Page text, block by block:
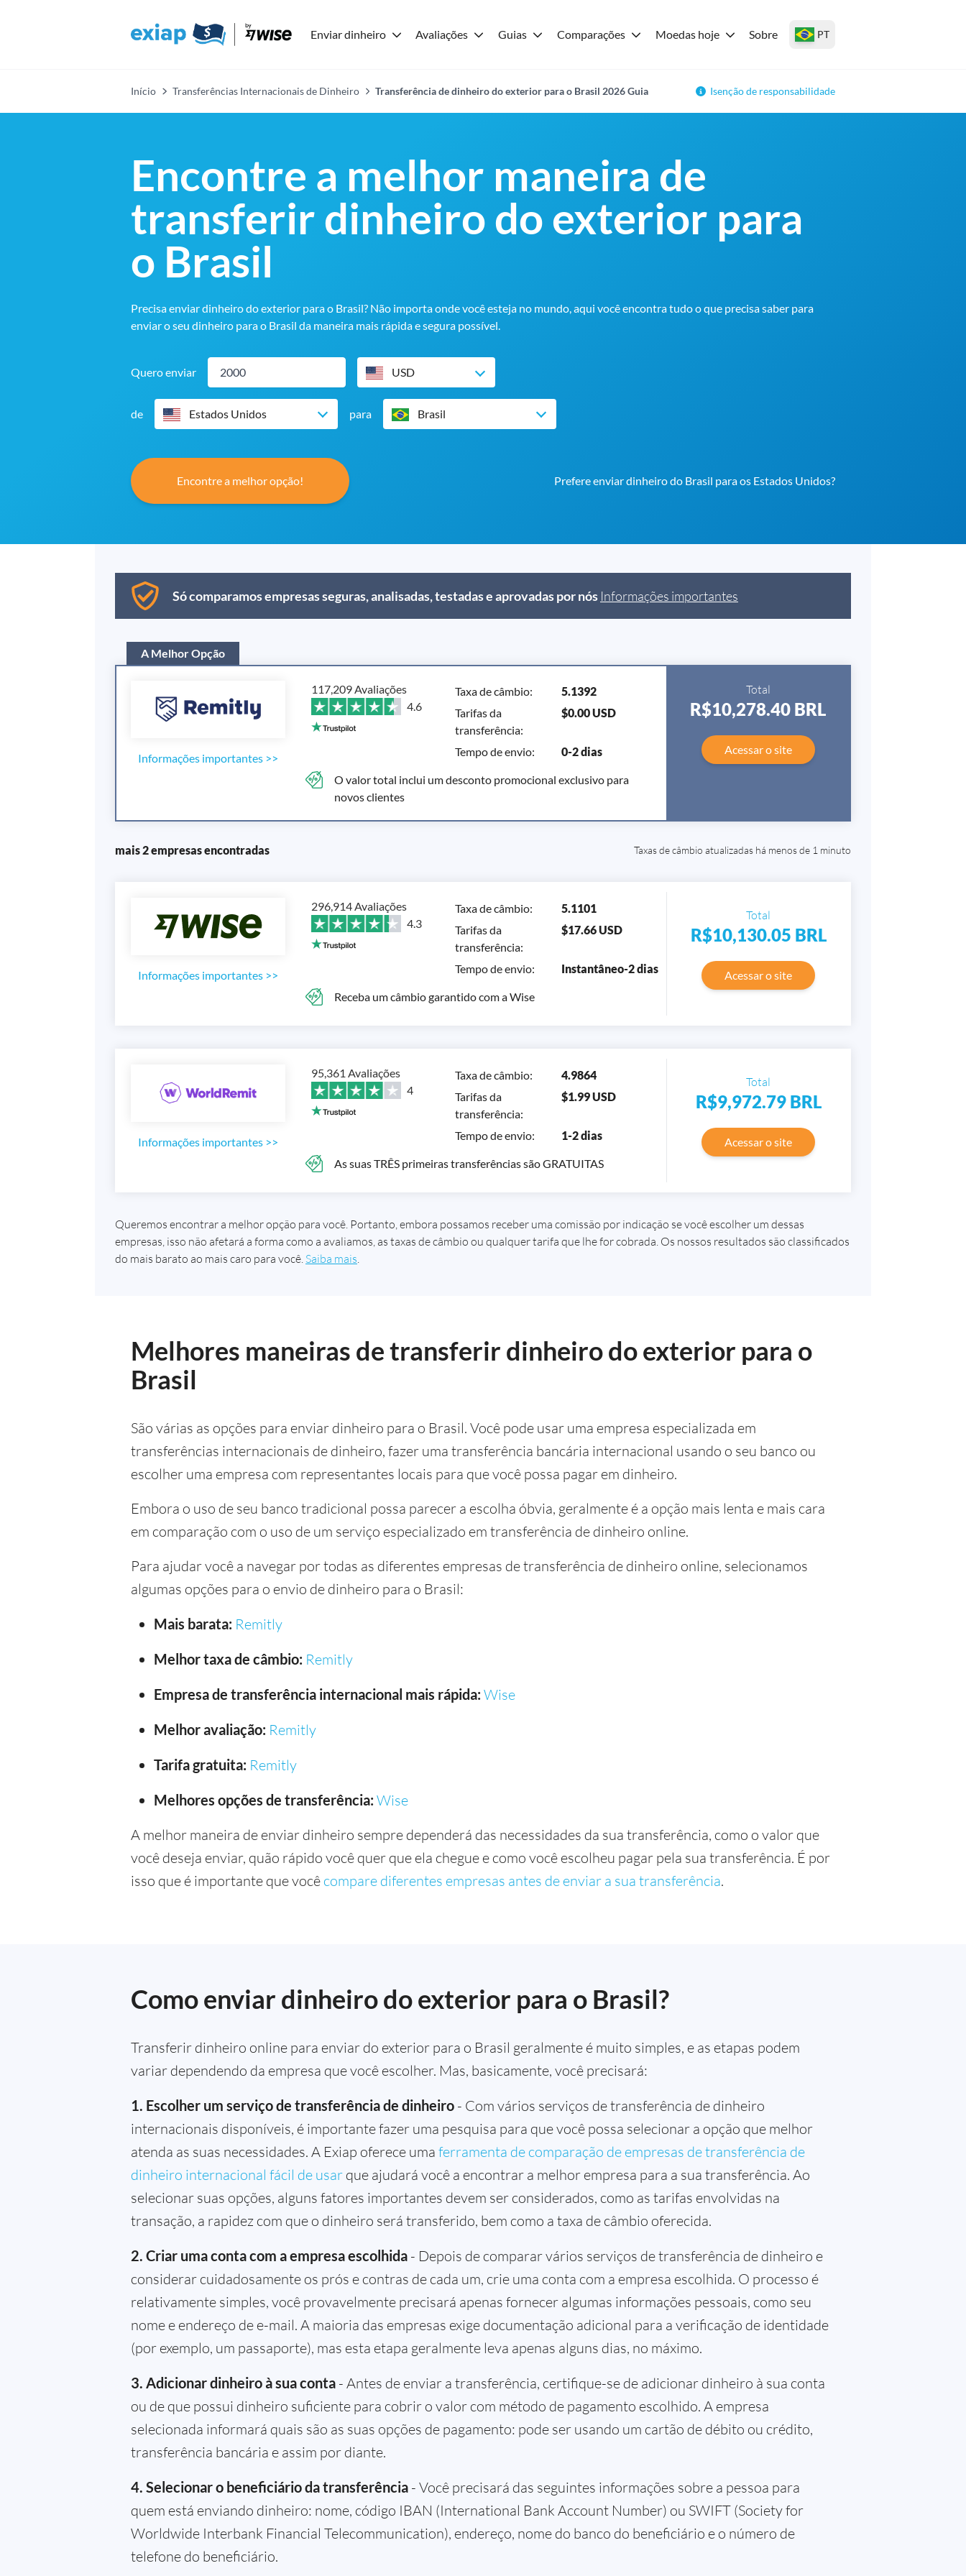
Enviar dinheiro Avaliações Guias Comparações Moedas hoje Sobre PT
Início Transferências Internacionais de Dinheiro Transferência de dinheiro do exterior para o Brasil 2026 Guia Isenção de responsabilidade
Encontre a melhor maneira de
transferir dinheiro do exterior para
o Brasil
Precisa enviar dinheiro do exterior para o Brasil? Não importa onde você esteja no mundo, aqui você encontra tudo o que precisa saber para
enviar o seu dinheiro para o Brasil da maneira mais rápida e segura possível.
Quero enviar USD
de Estados Unidos para Brasil
Encontre a melhor opção! Prefere enviar dinheiro do Brasil para os Estados Unidos?
Só comparamos empresas seguras, analisadas, testadas e aprovadas por nós Informações importantes
A Melhor Opção
Informações importantes >>
117,209 Avaliações
4.6
Taxa de câmbio:
5.1392
Tarifas da
transferência:
$0.00 USD
Tempo de envio: 0-2 dias
O valor total inclui um desconto promocional exclusivo para
novos clientes
Total
R$10,278.40 BRL
Acessar o site
mais 2 empresas encontradas Taxas de câmbio atualizadas há menos de 1 minuto
Informações importantes >>
296,914 Avaliações
4.3
Taxa de câmbio:
5.1101
Tarifas da
transferência:
$17.66 USD
Tempo de envio: Instantâneo-2 dias
Receba um câmbio garantido com a Wise
Total
R$10,130.05 BRL
Acessar o site
Informações importantes >>
95,361 Avaliações
4
Taxa de câmbio:
4.9864
Tarifas da
transferência:
$1.99 USD
Tempo de envio: 1-2 dias
As suas TRÊS primeiras transferências são GRATUITAS
Total
R$9,972.79 BRL
Acessar o site
Queremos encontrar a melhor opção para você. Portanto, embora possamos receber uma comissão por indicação se você escolher um dessas
empresas, isso não afetará a forma como a avaliamos, as taxas de câmbio ou qualquer tarifa que lhe for cobrada. Os nossos resultados são classificados
do mais barato ao mais caro para você. Saiba mais
Melhores maneiras de transferir dinheiro do exterior para o
Brasil
São várias as opções para enviar dinheiro para o Brasil. Você pode usar uma empresa especializada em
transferências internacionais de dinheiro, fazer uma transferência bancária internacional usando o seu banco ou
escolher uma empresa com representantes locais para que você possa pagar em dinheiro.
Embora o uso de seu banco tradicional possa parecer a escolha óbvia, geralmente é a opção mais lenta e mais cara
em comparação com o uso de um serviço especializado em transferência de dinheiro online.
Para ajudar você a navegar por todas as diferentes empresas de transferência de dinheiro online, selecionamos
algumas opções para o envio de dinheiro para o Brasil:
Mais barata: Remitly
Melhor taxa de câmbio: Remitly
Empresa de transferência internacional mais rápida: Wise
Melhor avaliação: Remitly
Tarifa gratuita: Remitly
Melhores opções de transferência: Wise
A melhor maneira de enviar dinheiro sempre dependerá das necessidades da sua transferência, como o valor que
você deseja enviar, quão rápido você quer que ela chegue e como você escolheu pagar pela sua transferência. É por
isso que é importante que você compare diferentes empresas antes de enviar a sua transferência.
Como enviar dinheiro do exterior para o Brasil?
Transferir dinheiro online para enviar do exterior para o Brasil geralmente é muito simples, e as etapas podem
variar dependendo da empresa que você escolher. Mas, basicamente, você precisará:
1. Escolher um serviço de transferência de dinheiro - Com vários serviços de transferência de dinheiro
internacionais disponíveis, é importante fazer uma pesquisa para que você possa selecionar a opção que melhor
atenda as suas necessidades. A Exiap oferece uma ferramenta de comparação de empresas de transferência de
dinheiro internacional fácil de usar que ajudará você a encontrar a melhor empresa para a sua transferência. Ao
selecionar suas opções, alguns fatores importantes devem ser considerados, como as tarifas envolvidas na
transação, a rapidez com que o dinheiro será transferido, bem como a taxa de câmbio oferecida.
2. Criar uma conta com a empresa escolhida - Depois de comparar vários serviços de transferência de dinheiro e
considerar cuidadosamente os prós e contras de cada um, crie uma conta com a empresa escolhida. O processo é
relativamente simples, você provavelmente precisará apenas fornecer algumas informações pessoais, como seu
nome e endereço de e-mail. A maioria das empresas exige documentação adicional para a verificação de identidade
(por exemplo, um passaporte), mas esta etapa geralmente leva apenas alguns dias, no máximo.
3. Adicionar dinheiro à sua conta - Antes de enviar a transferência, certifique-se de adicionar dinheiro à sua conta
ou de que possui dinheiro suficiente para cobrir o valor com método de pagamento escolhido. A empresa
selecionada informará quais são as suas opções de pagamento: pode ser usando um cartão de débito ou crédito,
transferência bancária e assim por diante.
4. Selecionar o beneficiário da transferência - Você precisará das seguintes informações sobre a pessoa para
quem está enviando dinheiro: nome, código IBAN (International Bank Account Number) ou SWIFT (Society for
Worldwide Interbank Financial Telecommunication), endereço, nome do banco do beneficiário e o número de
telefone do beneficiário.